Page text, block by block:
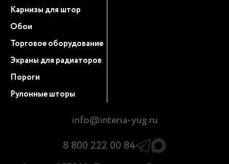
Карнизы для штор
Обои
Торговое оборудование
Экраны для радиаторов
Пороги
Рулонные шторы
info@interia-yug.ru
8 800 222 00 84